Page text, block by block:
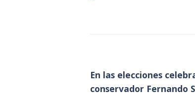
En las elecciones
conservador Fernando